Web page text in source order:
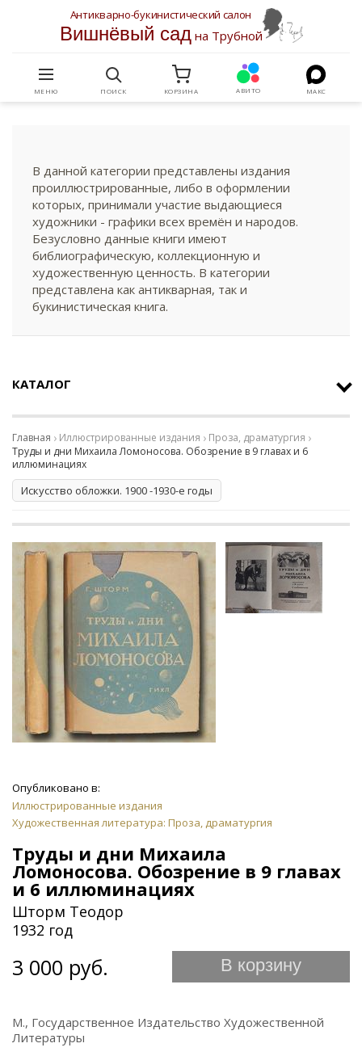
Антикварно-букинистический салон
Вишнёвый садна Трубной
МЕНЮ ПОИСК КОРЗИНА АВИТО МАКС
В данной категории представлены издания
проиллюстрированные, либо в оформлении
которых, принимали участие выдающиеся
художники - графики всех времён и народов.
Безусловно данные книги имеют
библиографическую, коллекционную и
художественную ценность. В категории
представлена как антикварная, так и
букинистическая книга.
КАТАЛОГ
Главная Иллюстрированные издания
Проза, драматургия
Труды и дни Михаила Ломоносова. Обозрение в 9 главах и 6
иллюминациях
Искусство обложки. 1900 -1930-е годы
Опубликовано в:
Иллюстрированные издания
Художественная литература: Проза, драматургия
Труды и дни Михаила
Ломоносова. Обозрение в 9 главах
и 6 иллюминациях
Шторм Теодор
1932 год
3 000 руб. В корзину
М., Государственное Издательство Художественной
Литературы